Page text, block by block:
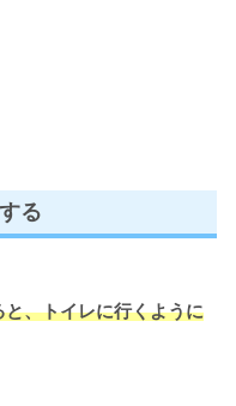
る
、トイレに行くように